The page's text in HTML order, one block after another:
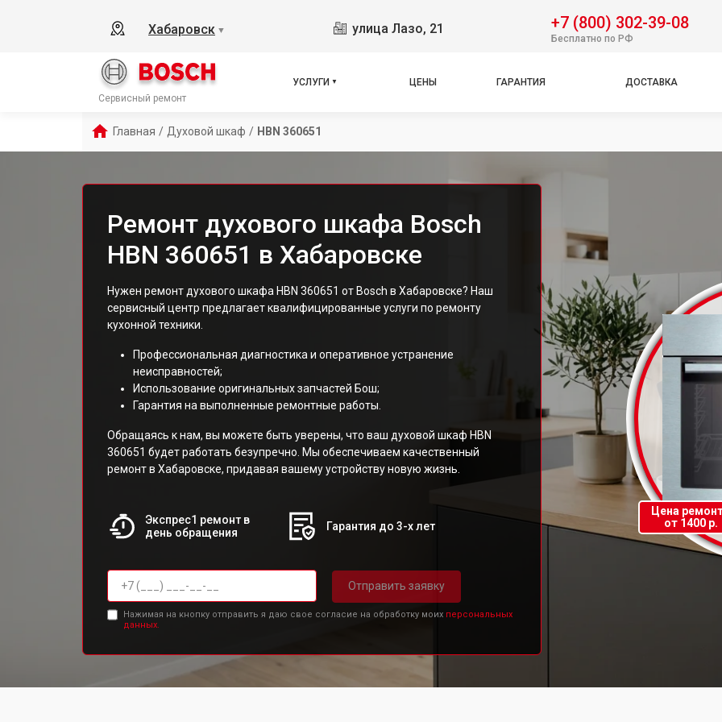
Хабаровск ▼ улица Лазо, 21 +7 (800) 302-39-08
Бесплатно по РФ
Сервисный ремонт
УСЛУГИ ЦЕНЫ ГАРАНТИЯ ДОСТАВКА
Главная / Духовой шкаф / HBN 360651
Ремонт духового шкафа Bosch
HBN 360651 в Хабаровске
Нужен ремонт духового шкафа HBN 360651 от Bosch в Хабаровске? Наш
сервисный центр предлагает квалифицированные услуги по ремонту
кухонной техники.
Профессиональная диагностика и оперативное устранение
неисправностей;
Использование оригинальных запчастей Бош;
Гарантия на выполненные ремонтные работы.
Обращаясь к нам, вы можете быть уверены, что ваш духовой шкаф HBN
360651 будет работать безупречно. Мы обеспечиваем качественный
ремонт в Хабаровске, придавая вашему устройству новую жизнь.
Экспрес1 ремонт в
день обращения
Гарантия до 3-х лет
Отправить заявку
Нажимая на кнопку отправить я даю свое согласие на обработку моих персональных
данных.
Цена
от 1400 р.